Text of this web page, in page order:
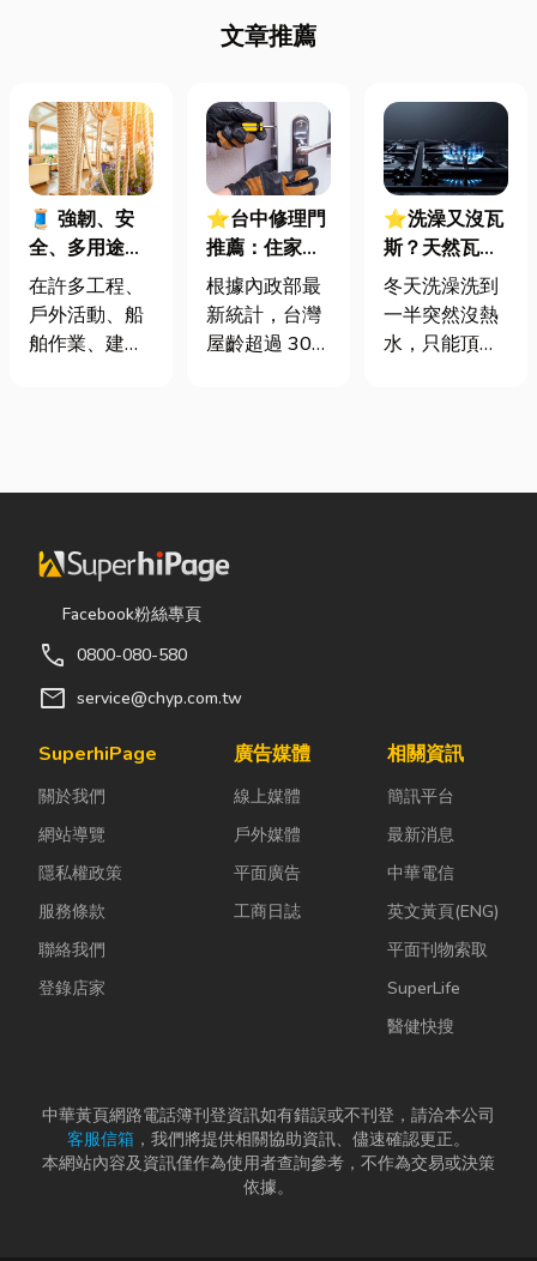
文章推薦
🧵 強韌、安
全、多用途！
從繩索到安全
網的全方位防
護應用指南
在許多工程、
戶外活動、船
舶作業、建築
網」其實都是
被忽略的設
備。很多人以
為繩子只是拿
其實在專業領
域中，繩索不
關係到安全、
質。一條好的
繩索，必須具
備高強...
⭐台中修理門
推薦：住家鐵
門卡住、大門
下垂怎麼辦？
維修費用與不
根據內政部最
新統計，台灣
屋齡超過 30
疲勞與結構鏽
主每天回家開
隨刺耳的金屬
實，門片故障
要花大錢將整
⭐洗澡又沒瓦
斯？天然瓦斯
是什麼、費用
怎麼算？家庭
能源選擇與配
冬天洗澡洗到
一半突然沒熱
水，只能頂著
共同噩夢。隨
麼？它跟傳統
裝瓦斯有什麼
差別？天然瓦
斯...
Facebook粉絲專頁
call 0800-080-580
mail service@chyp.com.tw
SuperhiPage
關於我們
網站導覽
隱私權政策
服務條款
聯絡我們
登錄店家
廣告媒體
線上媒體
戶外媒體
平面廣告
工商日誌
相關資訊
簡訊平台
最新消息
中華電信
英文黃頁(ENG)
平面刊物索取
SuperLife
醫健快搜
中華黃頁網路電話簿刊登資訊如有錯誤或不刊登，請洽本公司
客服信箱 ，我們將提供相關協助資訊、儘速確認更正。
本網站內容及資訊僅作為使用者查詢參考，不作為交易或決策
依據。